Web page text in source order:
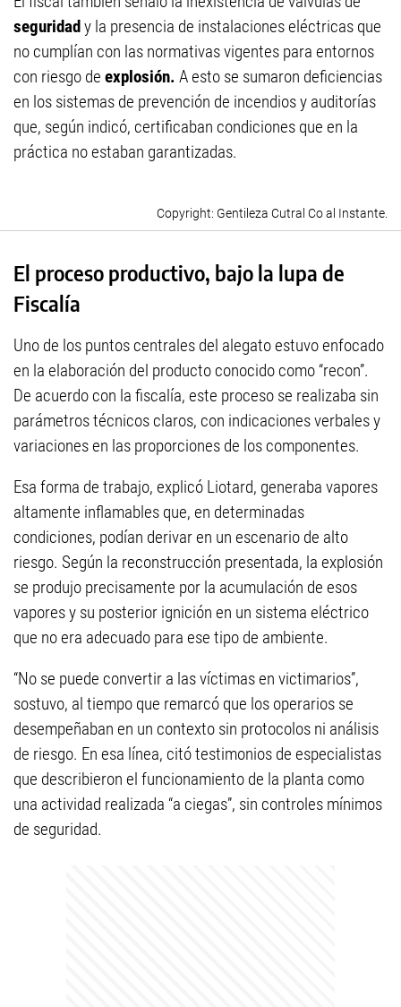
seguridady la presencia de instalaciones eléctricas que
no cumplían con las normativas vigentes para entornos
con riesgo de explosión. A esto se sumaron deficiencias
en los sistemas de prevención de incendios y auditorías
que, según indicó, certificaban condiciones que en la
práctica no estaban garantizadas.
Gentileza Cutral Co al Instante.
El proceso productivo, bajo la lupa de
Fiscalía
Uno de los puntos centrales del alegato estuvo enfocado
en la elaboración del producto conocido como “recon”.
De acuerdo con la fiscalía, este proceso se realizaba sin
parámetros técnicos claros, con indicaciones verbales y
variaciones en las proporciones de los componentes.
Esa forma de trabajo, explicó Liotard, generaba vapores
altamente inflamables que, en determinadas
condiciones, podían derivar en un escenario de alto
riesgo. Según la reconstrucción presentada, la explosión
se produjo precisamente por la acumulación de esos
vapores y su posterior ignición en un sistema eléctrico
que no era adecuado para ese tipo de ambiente.
“No se puede convertir a las víctimas en victimarios”,
sostuvo, al tiempo que remarcó que los operarios se
desempeñaban en un contexto sin protocolos ni análisis
de riesgo. En esa línea, citó testimonios de especialistas
que describieron el funcionamiento de la planta como
una actividad realizada “a ciegas”, sin controles mínimos
de seguridad.